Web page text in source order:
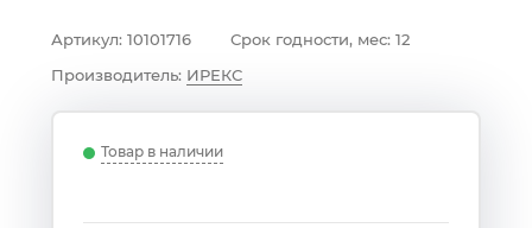
Артикул: 10101716 Срок годности, мес: 12
Производитель: ИРЕКС
Товар в наличии